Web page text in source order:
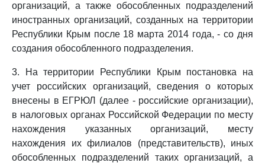
организаций, а также обособленных подразделений
иностранных организаций, созданных на территории
Республики Крым после 18 марта 2014 года, - со дня
создания обособленного подразделения.
3. На территории Республики Крым постановка на
учет российских организаций, сведения о которых
внесены в ЕГРЮЛ (далее - российские организации),
в налоговых органах Российской Федерации по месту
нахождения указанных организаций, месту
нахождения их филиалов (представительств), иных
обособленных подразделений таких организаций, а